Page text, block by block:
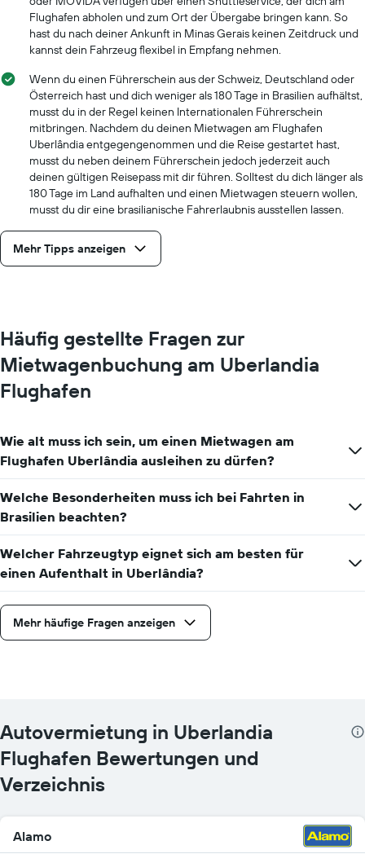
Flughafen abholen und zum Ort der Übergabe bringen kann. So
hast du nach deiner Ankunft in Minas Gerais keinen Zeitdruck und
kannst dein Fahrzeug flexibel in Empfang nehmen.
Wenn du einen Führerschein aus der Schweiz, Deutschland oder
Österreich hast und dich weniger als 180 Tage in Brasilien aufhältst,
musst du in der Regel keinen Internationalen Führerschein
mitbringen. Nachdem du deinen Mietwagen am Flughafen
Uberlândia entgegengenommen und die Reise gestartet hast,
musst du neben deinem Führerschein jedoch jederzeit auch
deinen gültigen Reisepass mit dir führen. Solltest du dich länger als
180 Tage im Land aufhalten und einen Mietwagen steuern wollen,
musst du dir eine brasilianische Fahrerlaubnis ausstellen lassen.
Mehr Tipps anzeigen
Häufig gestellte Fragen zur
Mietwagenbuchung am Uberlandia
Flughafen
Wie alt muss ich sein, um einen Mietwagen am
Flughafen Uberlândia ausleihen zu dürfen?
Welche Besonderheiten muss ich bei Fahrten in
Brasilien beachten?
Welcher Fahrzeugtyp eignet sich am besten für
einen Aufenthalt in Uberlândia?
Mehr häufige Fragen anzeigen
Autovermietung in Uberlandia
Flughafen Bewertungen und
Verzeichnis
Alamo